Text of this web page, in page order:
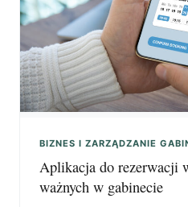
BIZNES I ZARZĄDZANIE
Aplikacja do rezerwacji
ważnych w gabinecie